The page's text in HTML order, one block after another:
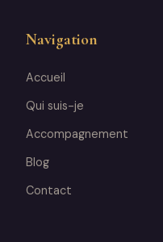
Navigation
Accueil
Qui suis-je
Accompagnement
Blog
Contact